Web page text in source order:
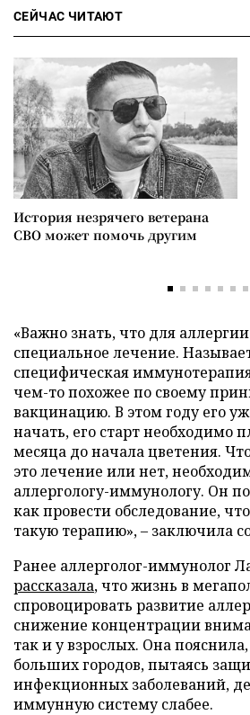
СЕЙЧАС ЧИТАЮТ
История незрячего ветерана
СВО может помочь другим
«Важно знать, что для
специальное лечение.
специфическая
чем-то похожее по своему
вакцинацию. В этом году его
начать, его старт необходимо
месяца до начала цветения.
это лечение или нет,
аллергологу-иммунологу. Он
как провести обследование,
такую терапию», – заключила
Ранее аллерголог-иммунолог
рассказала, что жизнь в
спровоцировать развитие
снижение концентрации
так и у взрослых. Она
больших городов, пытаясь
инфекционных заболеваний,
иммунную систему слабее.